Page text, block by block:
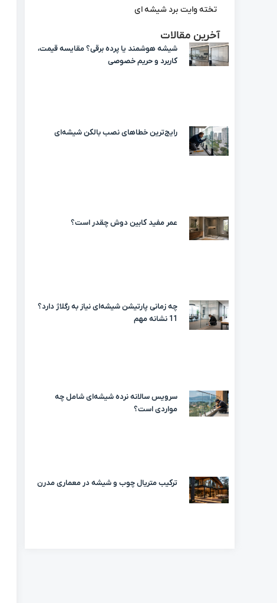
تخته وایت برد شیشه ای
آخرین مقالات
شیشه هوشمند یا پرده برقی؟ مقایسه قیمت،
کاربرد و حریم خصوصی
رایج‌ترین خطاهای نصب بالکن شیشه‌ای
عمر مفید کابین دوش چقدر است؟
چه زمانی پارتیشن شیشه‌ای نیاز به رگلاژ دارد؟
11 نشانه مهم
سرویس سالانه نرده شیشه‌ای شامل چه
مواردی است؟
ترکیب متریال چوب و شیشه در معماری مدرن